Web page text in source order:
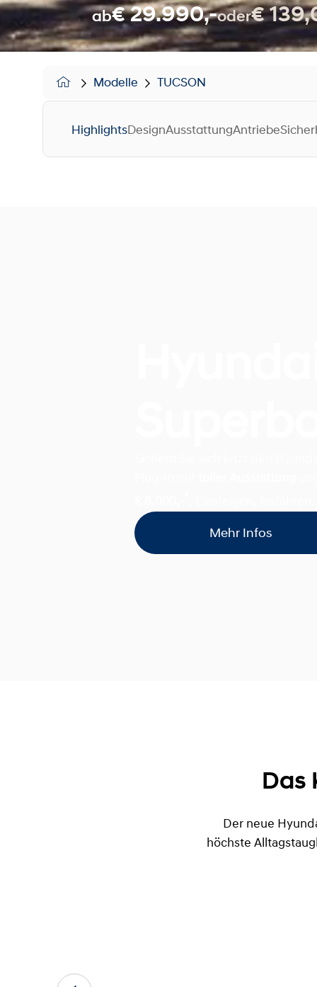
ab€ 29.990,-oder€
Modelle TUCSON
HighlightsDesignAusstattungAntriebe
Mehr Infos
Das
Der neue
höchste